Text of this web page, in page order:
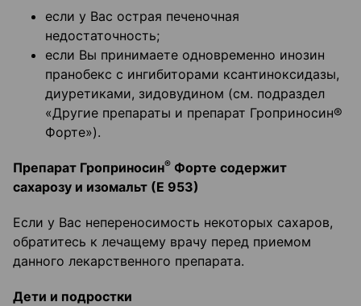
если у Вас острая печеночная
недостаточность;
если Вы принимаете одновременно инозин
пранобекс с ингибиторами ксантиноксидазы,
диуретиками, зидовудином (см. подраздел
«Другие препараты и препарат Гроприносин®
Форте»).
Препарат Гроприносин® Форте содержит
сахарозу и изомальт (Е 953)
Если у Вас непереносимость некоторых сахаров,
обратитесь к лечащему врачу перед приемом
данного лекарственного препарата.
Дети и подростки